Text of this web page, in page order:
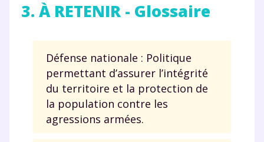
3. À RETENIR - Glossaire
Défense nationale : Politique
permettant d’assurer l’intégrité
du territoire et la protection de
la population contre les
agressions armées.
année scolaire ?
Testez gratuitement
pendant 24h notre
plateforme de soutien